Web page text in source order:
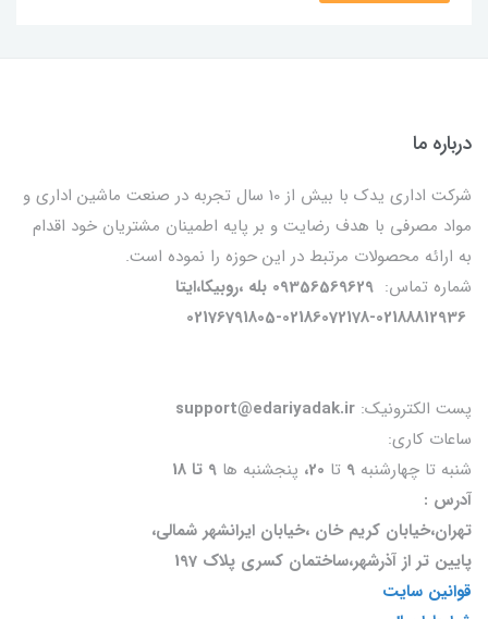
درباره ما
شرکت اداری یدک با بیش از 10 سال تجربه در صنعت ماشین اداری و
مواد مصرفی با هدف رضایت و بر پایه اطمینان مشتریان خود اقدام
به ارائه محصولات مرتبط در این حوزه را نموده است.
شماره تماس: 09356569629 بله ،روبیکا،ایتا
02176791805-02186072178-02188812936
پست الکترونیک:
ساعات کاری:
شنبه تا چهارشنبه 9 تا 20، پنجشنبه ها
آدرس :
تهران،خیابان کریم خان ،خیابان ایرانشهر شمالی،
پایین تر از آذرشهر،ساختمان کسری پلاک 197
قوانین سایت